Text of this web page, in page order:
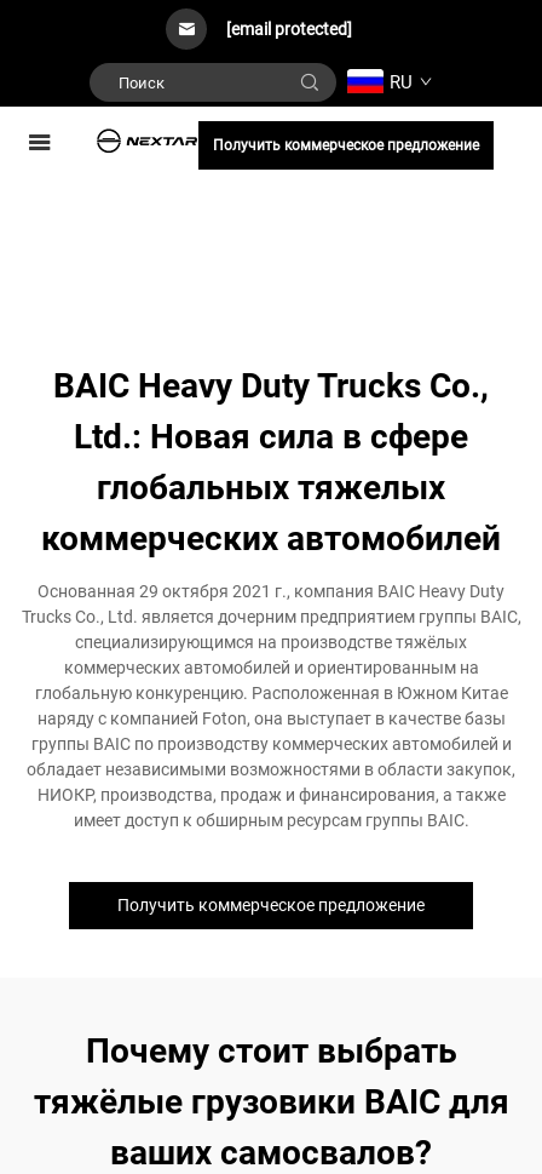
[email protected]
RU
Получить коммерческое предложение
BAIC Heavy Duty Trucks Co.,
Ltd.: Новая сила в сфере
глобальных тяжелых
коммерческих автомобилей
Основанная 29 октября 2021 г., компания BAIC Heavy Duty
Trucks Co., Ltd. является дочерним предприятием группы BAIC,
специализирующимся на производстве тяжёлых
коммерческих автомобилей и ориентированным на
глобальную конкуренцию. Расположенная в Южном Китае
наряду с компанией Foton, она выступает в качестве базы
группы BAIC по производству коммерческих автомобилей и
обладает независимыми возможностями в области закупок,
НИОКР, производства, продаж и финансирования, а также
имеет доступ к обширным ресурсам группы BAIC.
Получить коммерческое предложение
Почему стоит выбрать
тяжёлые грузовики BAIC для
ваших самосвалов?